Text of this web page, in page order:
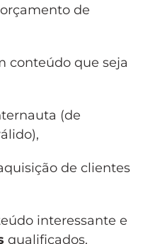
de
conteúdo que seja
(de
de clientes
interessante e
qualificados,